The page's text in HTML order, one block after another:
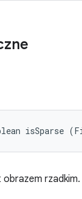
isSparse
rzadkim.